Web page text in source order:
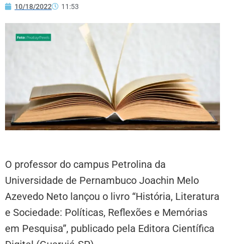
10/18/2022 11:53
O professor do campus Petrolina da
Universidade de Pernambuco Joachin Melo
Azevedo Neto lançou o livro “História, Literatura
e Sociedade: Políticas, Reflexões e Memórias
em Pesquisa”, publicado pela Editora Científica